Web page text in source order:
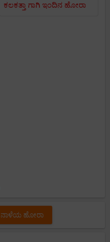
ಕಲಕತ್ತಾ ಗಾಗಿ ಇಂದಿನ ಹೋರಾ
ನಾಳೆಯ ಹೋರಾ